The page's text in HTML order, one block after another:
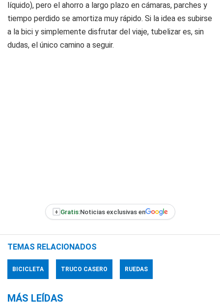
líquido), pero el ahorro a largo plazo en cámaras, parches y
tiempo perdido se amortiza muy rápido. Si la idea es subirse
a la bici y simplemente disfrutar del viaje, tubelizar es, sin
dudas, el único camino a seguir.
+ Gratis:Noticias exclusivas en
TEMAS RELACIONADOS
BICICLETA TRUCO CASERO RUEDAS
MÁS LEÍDAS